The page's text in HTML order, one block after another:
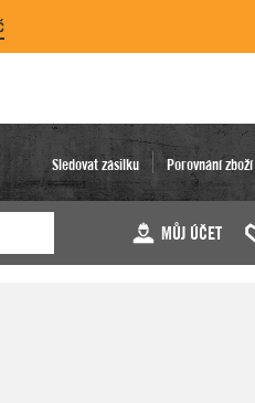
Sledovat zásilku Porovnání zboží
MŮJ ÚČET